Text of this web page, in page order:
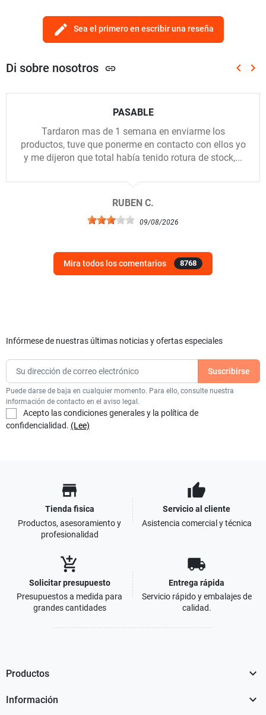
edit Sea el primero en escribir una reseña
Di sobre nosotros link keyboard_arrow_left keyboard_arrow_right
PASABLE
Tardaron mas de 1 semana en enviarme los
productos, tuve que ponerme en contacto con ellos yo
y me dijeron que total había tenido rotura de stock,...
RUBEN C.
09/08/2026
Mira todos los comentarios 8768
Infórmese de nuestras últimas noticias y ofertas especiales
Puede darse de baja en cualquier momento. Para ello, consulte nuestra
información de contacto en el aviso legal.
Acepto las condiciones generales y la política de
confidencialidad. (Lee)
store
Tienda fisica
Productos, asesoramiento y
profesionalidad
thumb_up
Servicio al cliente
Asistencia comercial y técnica
add_shopping_cart
Solicitar presupuesto
Presupuestos a medida para
grandes cantidades
local_shipping
Entrega rápida
Servicio rápido y embalajes de
calidad.
Productos 
Información 